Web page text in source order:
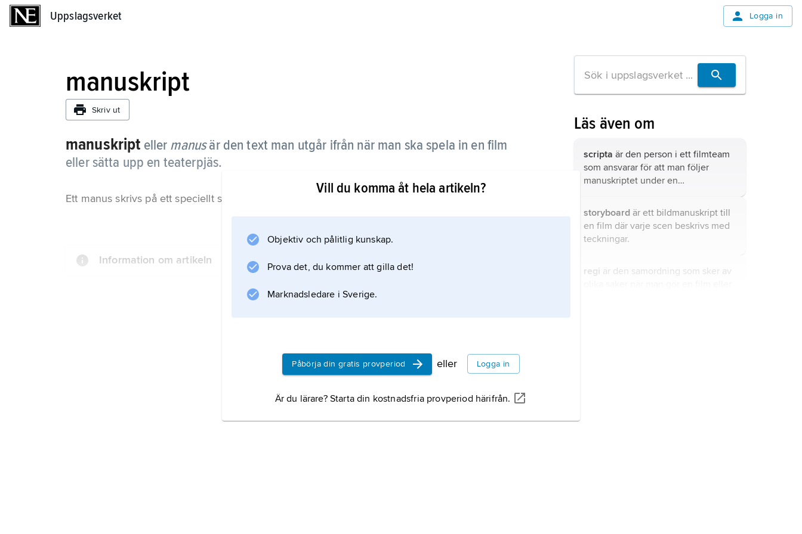
Uppslagsverket Logga in
manuskript
Skriv ut
manuskript eller manusär den text man utgår ifrån när man ska spela in en film
eller sätta upp en teaterpjäs.
Ett manus skrivs på ett speciellt sätt, där scen för scen beskrivs.
Information om artikeln
Vill du komma åt hela artikeln?
Objektiv och pålitlig kunskap.
Prova det, du kommer att gilla det!
Marknadsledare i Sverige.
Påbörja din gratis provperiod eller Logga in
Är du lärare? Starta din kostnadsfria provperiod härifrån.
Läs även om
scripta är den person i ett filmteam
som ansvarar för att man följer
manuskriptet under en
storyboard är ett bildmanuskript till
en film där varje scen beskrivs med
teckningar.
regi är den samordning som sker av